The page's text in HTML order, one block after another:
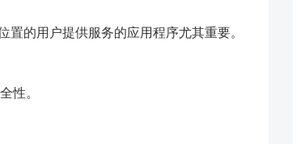
的用户提供服务的应用程序尤其重要。
性。